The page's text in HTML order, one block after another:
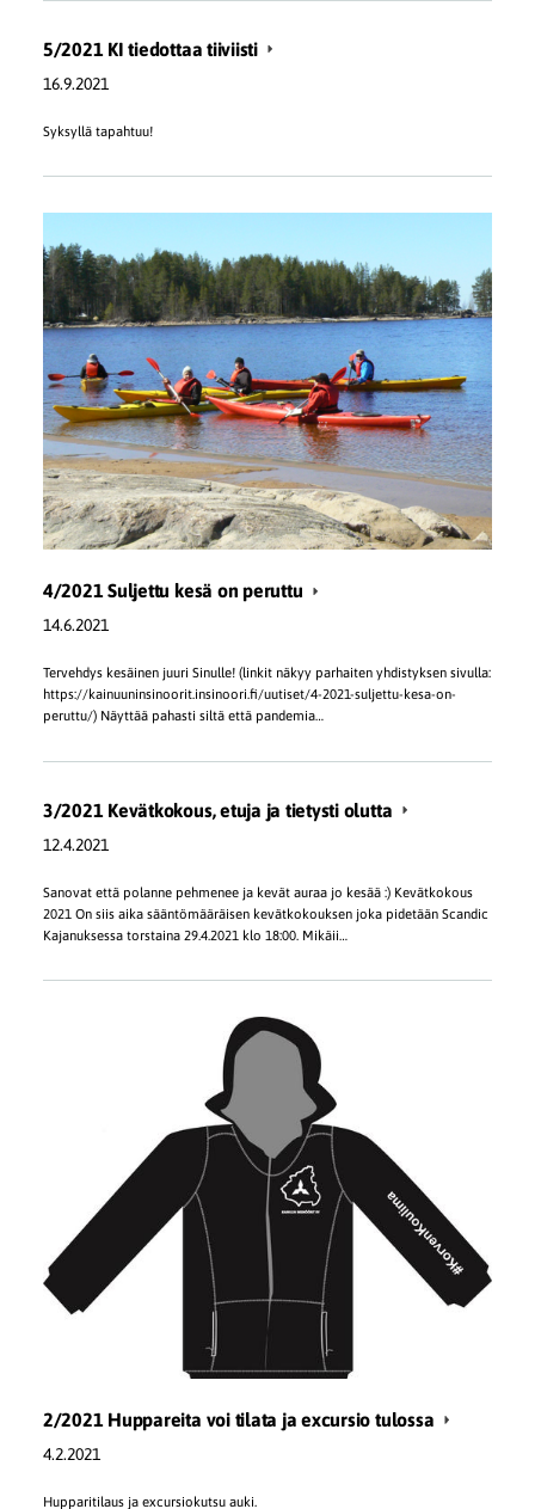
5/2021 KI tiedottaa tiiviisti
16.9.2021
Syksyllä tapahtuu!
4/2021 Suljettu kesä on peruttu
14.6.2021
Tervehdys kesäinen juuri Sinulle! (linkit näkyy parhaiten yhdistyksen sivulla:
https://kainuuninsinoorit.insinoori.fi/uutiset/4-2021-suljettu-kesa-on-
peruttu/) Näyttää pahasti siltä että pandemia…
3/2021 Kevätkokous, etuja ja tietysti olutta
12.4.2021
Sanovat että polanne pehmenee ja kevät auraa jo kesää :) Kevätkokous
2021 On siis aika sääntömääräisen kevätkokouksen joka pidetään Scandic
Kajanuksessa torstaina 29.4.2021 klo 18:00. Mikäii…
2/2021 Huppareita voi tilata ja excursio tulossa
4.2.2021
Hupparitilaus ja excursiokutsu auki.